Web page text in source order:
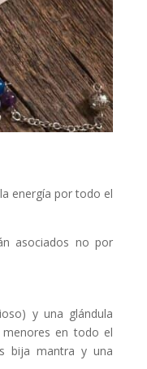
energía por todo el
asociados no por
y una glándula
en todo el
bija mantra y una